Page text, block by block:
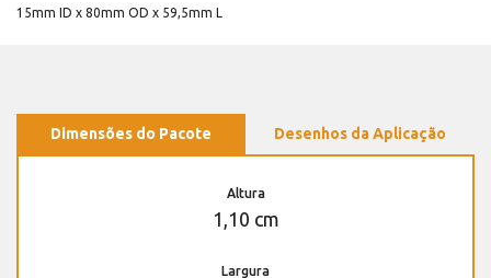
15mm ID x 80mm OD x 59,5mm L
Dimensões do Pacote Desenhos da Aplicação
Altura
1,10 cm
Largura